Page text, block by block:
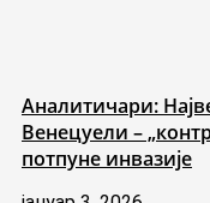
Аналитичари:
Венецуели –
потпуне инвазије